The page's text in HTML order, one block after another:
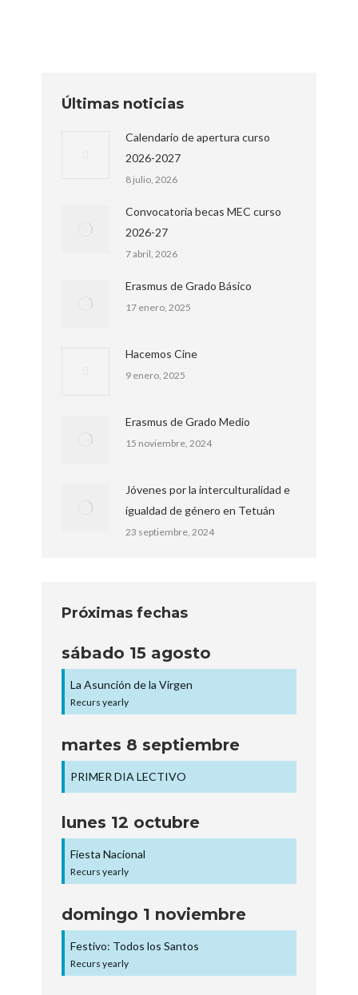
Últimas noticias
Calendario de apertura curso
2026-2027
8 julio, 2026
Convocatoria becas MEC curso
2026-27
7 abril, 2026
Erasmus de Grado Básico
17 enero, 2025
Hacemos Cine
9 enero, 2025
Erasmus de Grado Medio
15 noviembre, 2024
Jóvenes por la interculturalidad e
igualdad de género en Tetuán
23 septiembre, 2024
Próximas fechas
sábado 15 agosto
La Asunción de la Virgen
Recurs yearly
martes 8 septiembre
PRIMER DIA LECTIVO
lunes 12 octubre
Fiesta Nacional
Recurs yearly
domingo 1 noviembre
Festivo: Todos los Santos
Recurs yearly